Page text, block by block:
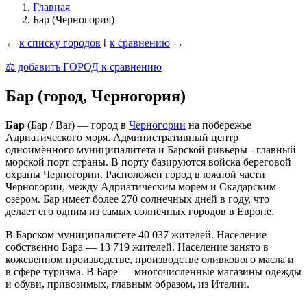
Главная
Бар (Черногория)
← к списку городов ‖ к сравнению →
⚖️ добавить ГОРОД к сравнению
Бар (город, Черногория)
Бар (Бар / Bar) — город в Черногории на побережье
Адриатического моря. Административный центр
одноимённого муниципалитета и Барской ривьеры - главный
морской порт страны. В порту базируются войска береговой
охраны Черногории. Расположен город в южной части
Черногории, между Адриатическим морем и Скадарским
озером. Бар имеет более 270 солнечных дней в году, что
делает его одним из самых солнечных городов в Европе.
В Барском муниципалитете 40 037 жителей. Население
собственно Бара — 13 719 жителей. Население занято в
кожевенном производстве, производстве оливкового масла и
в сфере туризма. В Баре — многочисленные магазины одежды
и обуви, привозимых, главным образом, из Италии.